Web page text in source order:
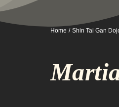
Home Shin Tai Gan